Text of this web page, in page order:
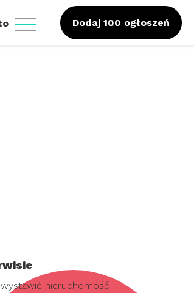
Dodaj 100 ogłoszeń
wystawić nieruchomość